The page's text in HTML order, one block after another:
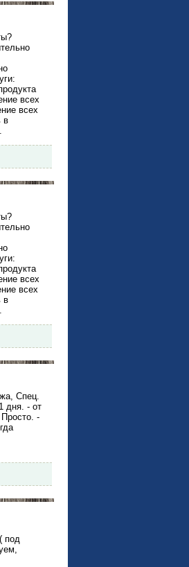
всех
всех
в
всех
всех
в
Спец.
дня. - от
-
под